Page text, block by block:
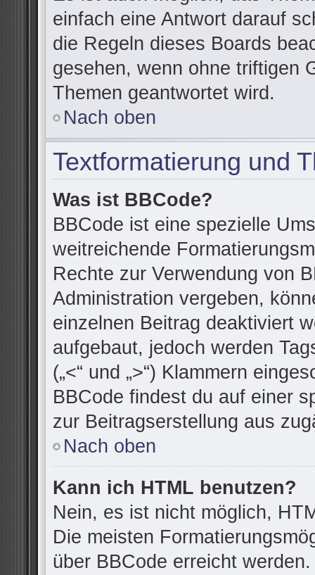
einfach eine Antwort darauf
die Regeln dieses Boards
gesehen, wenn ohne triftigen
Themen geantwortet wird.
Nach oben
Textformatierung und
Was ist BBCode?
BBCode ist eine spezielle
weitreichende
Rechte zur Verwendung von
Administration vergeben,
einzelnen Beitrag deaktiviert
aufgebaut, jedoch werden
(„<“ und „>“) Klammern
BBCode findest du auf einer
zur Beitragserstellung aus
Nach oben
Kann ich HTML benutzen?
Nein, es ist nicht möglich,
Die meisten
über BBCode erreicht werden.